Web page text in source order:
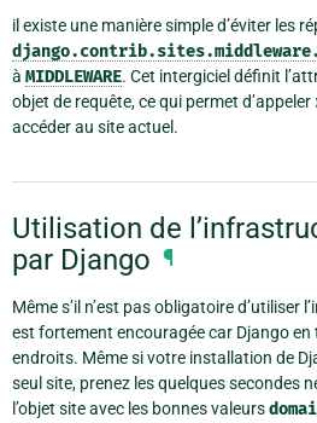
il existe une manière simple d’éviter les
à MIDDLEWARE. Cet intergiciel définit
objet de requête, ce qui permet d’appeler
accéder au site actuel.
Utilisation de
par Django ¶
Même s’il n’est pas obligatoire d’utiliser
est fortement encouragée car Django
endroits. Même si votre installation de
seul site, prenez les quelques secondes
l’objet site avec les bonnes valeurs